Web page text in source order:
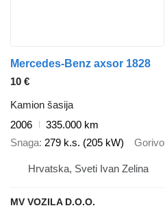
Mercedes-Benz axsor 1828
10 €
Kamion šasija
2006
335.000 km
Snaga 279 k.s. (205 kW) Gorivo
Hrvatska, Sveti Ivan Zelina
MV VOZILA D.O.O.